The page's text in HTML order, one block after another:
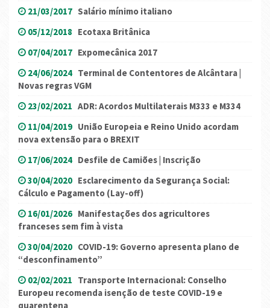
21/03/2017 Salário mínimo italiano
05/12/2018 Ecotaxa Britânica
07/04/2017 Expomecânica 2017
24/06/2024 Terminal de Contentores de Alcântara |
Novas regras VGM
23/02/2021 ADR: Acordos Multilaterais M333 e M334
11/04/2019 União Europeia e Reino Unido acordam
nova extensão para o BREXIT
17/06/2024 Desfile de Camiões | Inscrição
30/04/2020 Esclarecimento da Segurança Social:
Cálculo e Pagamento (Lay-off)
16/01/2026 Manifestações dos agricultores
franceses sem fim à vista
30/04/2020 COVID-19: Governo apresenta plano de
“desconfinamento”
02/02/2021 Transporte Internacional: Conselho
Europeu recomenda isenção de teste COVID-19 e
quarentena